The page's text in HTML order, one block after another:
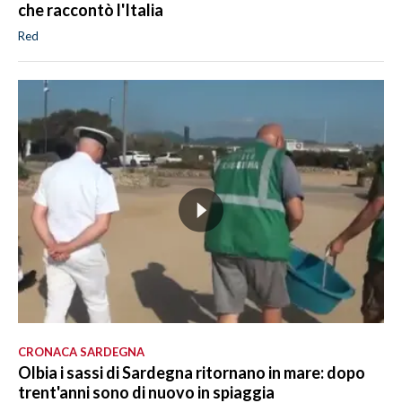
che raccontò l'Italia
Red
CRONACA SARDEGNA
Olbia i sassi di Sardegna ritornano in mare: dopo
trent'anni sono di nuovo in spiaggia